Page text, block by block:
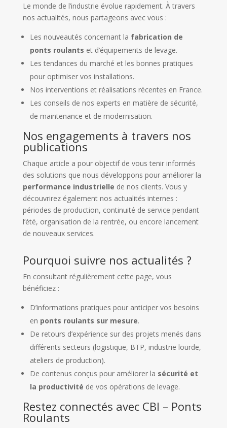
Le monde de l’industrie évolue rapidement. À travers
nos actualités, nous partageons avec vous :
Les nouveautés concernant la fabrication de
ponts roulants et d’équipements de levage.
Les tendances du marché et les bonnes pratiques
pour optimiser vos installations.
Nos interventions et réalisations récentes en France.
Les conseils de nos experts en matière de sécurité,
de maintenance et de modernisation.
Nos engagements à travers nos
publications
Chaque article a pour objectif de vous tenir informés
des solutions que nous développons pour améliorer la
performance industrielle de nos clients. Vous y
découvrirez également nos actualités internes :
périodes de production, continuité de service pendant
l’été, organisation de la rentrée, ou encore lancement
de nouveaux services.
Pourquoi suivre nos actualités ?
En consultant régulièrement cette page, vous
bénéficiez :
D’informations pratiques pour anticiper vos besoins
en ponts roulants sur mesure.
De retours d’expérience sur des projets menés dans
différents secteurs (logistique, BTP, industrie lourde,
ateliers de production).
De contenus conçus pour améliorer la sécurité et
la productivité de vos opérations de levage.
Restez connectés avec CBI – Ponts
Roulants